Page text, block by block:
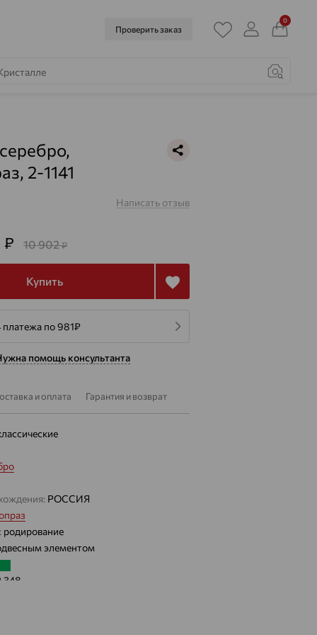
Проверить заказ
0
2-1141
Написать отзыв
₽ 10 902₽
Купить
платежа по 981₽
помощь консультанта
и оплата Гарантия и возврат
РОССИЯ
родирование
элементом